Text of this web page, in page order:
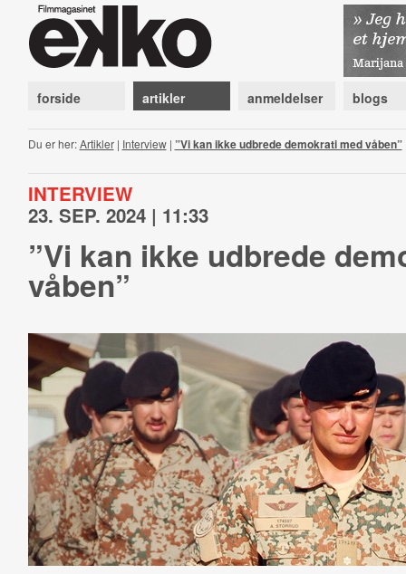
forside artikler anmeldelser blogs
Du er her:Artikler| Interview| ”Vi kan ikke udbrede demokrati med våben”
INTERVIEW
23. SEP. 2024 | 11:33
”Vi kan ikke udbrede
våben”